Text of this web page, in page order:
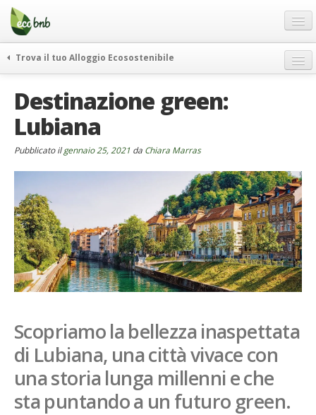
Menu
Salta
contenuto
Offerte Speciali
Regali
FAQ
Chi Siamo
Partner
Contatti
Italiano
German
English
French
Italiano
Trova il tuo Alloggio Ecosostenibile
itinerari
curiosità
vivere e viaggiare verde
rassegna stampa
Destinazione green:
Lubiana
Pubblicato ilgennaio 25, 2021 da Chiara Marras
Scopriamo la bellezza inaspettata
di Lubiana, una città vivace con
una storia lunga millenni e che
sta puntando a un futuro green.